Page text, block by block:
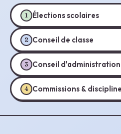
1 Élections scolaires
2 Conseil de classe
3 Conseil d'administration
4 Commissions & discipline